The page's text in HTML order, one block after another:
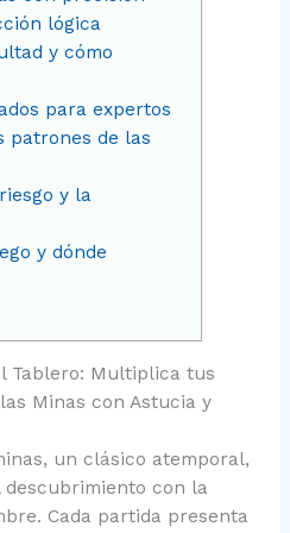
lógica
y cómo
para expertos
patrones de las
y la
y dónde
Tablero: Multiplica tus
Minas con Astucia y
un clásico atemporal,
con la
Cada partida presenta